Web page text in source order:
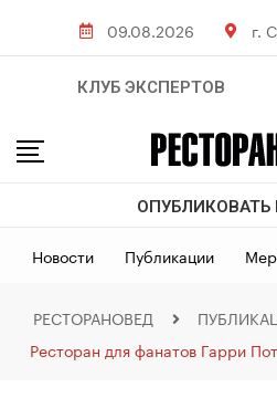
09.08.2026 г.
КЛУБ ЭКСПЕРТОВ
ОПУБЛИКОВАТЬ
Новости Публикации
РЕСТОРАНОВЕД
Ресторан для фанатов Гарри